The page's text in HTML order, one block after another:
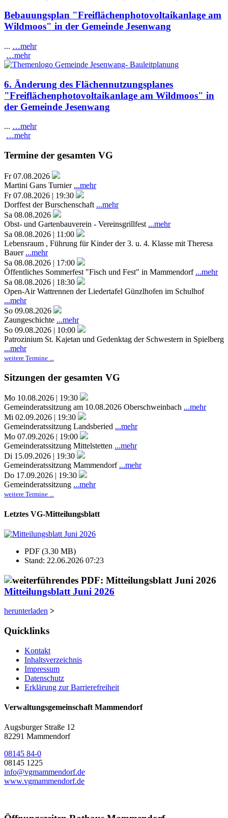
Bebauungsplan "Freiflächenphotovoltaikanlage am
Wildmoos" in der Gemeinde Jesenwang
... …mehr
…mehr
6. Änderung des Flächennutzungsplanes
"Freiflächenphotovoltaikanlage am Wildmoos" in
der Gemeinde Jesenwang
... …mehr
…mehr
Termine der gesamten VG
Fr 07.08.2026
Martini Gans Turnier ...mehr
Fr 07.08.2026 | 19:30
Dorffest der Burschenschaft ...mehr
Sa 08.08.2026
Obst- und Gartenbauverein - Vereinsgrillfest ...mehr
Sa 08.08.2026 | 11:00
Lebensraum , Führung für Kinder der 3. u. 4. Klasse mit Theresa
Bauer ...mehr
Sa 08.08.2026 | 17:00
Öffentliches Sommerfest "Fisch und Fest" in Mammendorf ...mehr
Sa 08.08.2026 | 18:30
Open-Air Wattrennen der Liedertafel Günzlhofen im Schulhof
...mehr
So 09.08.2026
Zaungeschichte ...mehr
So 09.08.2026 | 10:00
Patrozinium St. Kajetan und Gedenktag der Schwestern in Spielberg
...mehr
weitere Termine ...
Sitzungen der gesamten VG
Mo 10.08.2026 | 19:30
Gemeinderatssitzung am 10.08.2026 Oberschweinbach ...mehr
Mi 02.09.2026 | 19:30
Gemeinderatssitzung Landsberied ...mehr
Mo 07.09.2026 | 19:00
Gemeinderatssitzung Mittelstetten ...mehr
Di 15.09.2026 | 19:30
Gemeinderatssitzung Mammendorf ...mehr
Do 17.09.2026 | 19:30
Gemeinderatssitzung ...mehr
weitere Termine ...
Letztes VG-Mitteilungsblatt
PDF (3.30 MB)
Stand: 22.06.2026 07:23
Mitteilungsblatt Juni 2026
herunterladen >
Quicklinks
Kontakt
Inhaltsverzeichnis
Impressum
Datenschutz
Erklärung zur Barrierefreiheit
Verwaltungsgemeinschaft Mammendorf
Augsburger Straße 12
82291 Mammendorf
08145 84-0
08145 1225
info@vgmammendorf.de
www.vgmammendorf.de